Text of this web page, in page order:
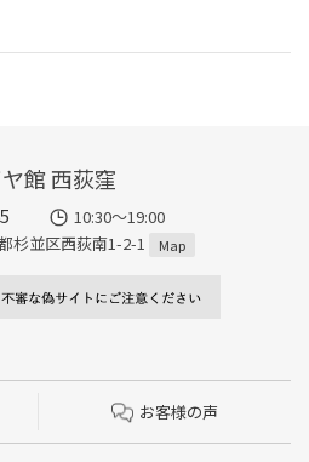
館 西荻窪
10:30～19:00
杉並区西荻南1-2-1
Map
お客様の声